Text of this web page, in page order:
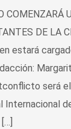
COMENZARÁ
DE LA
estará
será
Internacional